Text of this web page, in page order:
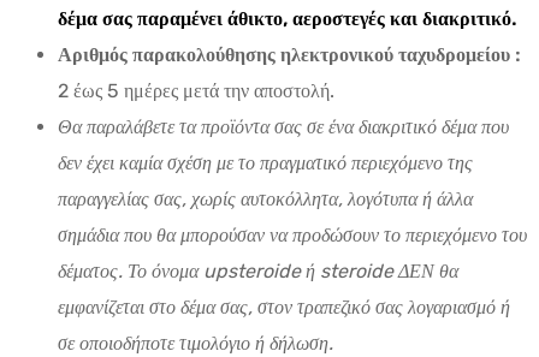
δέμα σας παραμένει άθικτο, αεροστεγές και διακριτικό.
Αριθμός παρακολούθησης ηλεκτρονικού ταχυδρομείου :
2 έως 5 ημέρες μετά την αποστολή.
Θα παραλάβετε τα προϊόντα σας σε ένα διακριτικό δέμα που
δεν έχει καμία σχέση με το πραγματικό περιεχόμενο της
παραγγελίας σας, χωρίς αυτοκόλλητα, λογότυπα ή άλλα
σημάδια που θα μπορούσαν να προδώσουν το περιεχόμενο του
δέματος. Το όνομα upsteroide ή steroide ΔΕΝ θα
εμφανίζεται στο δέμα σας, στον τραπεζικό σας λογαριασμό ή
σε οποιοδήποτε τιμολόγιο ή δήλωση.